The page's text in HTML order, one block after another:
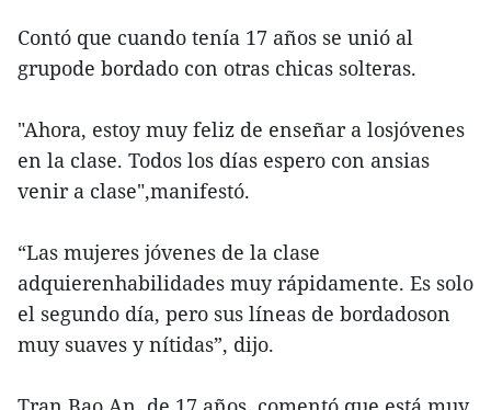
Contó que cuando tenía 17 años se unió al
grupode bordado con otras chicas solteras.
"Ahora, estoy muy feliz de enseñar a losjóvenes
en la clase. Todos los días espero con ansias
venir a clase",manifestó.
“Las mujeres jóvenes de la clase
adquierenhabilidades muy rápidamente. Es solo
el segundo día, pero sus líneas de bordadoson
muy suaves y nítidas”, dijo.